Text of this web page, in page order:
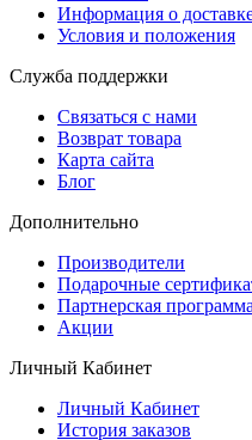
Информация о
Условия и положения
Служба поддержки
Связаться с нами
Возврат товара
Карта сайта
Блог
Дополнительно
Производители
Подарочные
Партнерская программа
Акции
Личный Кабинет
Личный Кабинет
История заказов